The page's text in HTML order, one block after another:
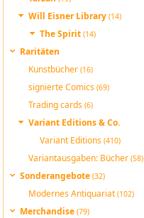
Will Eisner Library(14)
The Spirit(14)
Raritäten
Kunstbücher(16)
signierte Comics(69)
Trading cards(6)
Variant Editions & Co.
Variant Editions(410)
Variantausgaben: Bücher(58)
Sonderangebote(32)
Modernes Antiquariat(102)
Merchandise(79)